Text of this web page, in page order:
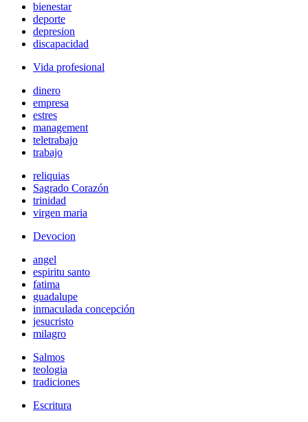
bienestar
deporte
depresion
discapacidad
Vida profesional
dinero
empresa
estres
management
teletrabajo
trabajo
reliquias
Sagrado Corazón
trinidad
virgen maria
Devocion
angel
espiritu santo
fatima
guadalupe
inmaculada concepción
jesucristo
milagro
Salmos
teologia
tradiciones
Escritura